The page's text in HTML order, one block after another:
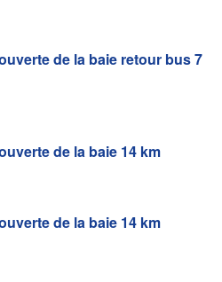
de la baie retour bus 7
de la baie 14 km
de la baie 14 km